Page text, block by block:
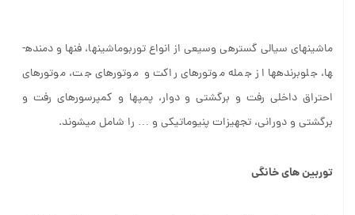
ماشین­های سیالی گستره­ی وسیعی از انواع توربوماشین­ها، فن­ها و دمنده­
ها، جلوبرنده­ها از جمله موتورهای راکت و موتورهای جت، موتورهای
احتراق داخلی رفت و برگشتی و دوار، پمپ­ها و کمپرسورهای رفت و
برگشتی و دورانی، تجهیزات پنیوماتیکی و … را شامل می­شوند.
توربین های خانگی